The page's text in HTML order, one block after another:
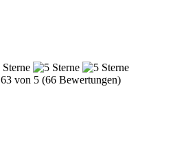
von 5 (66 Bewertungen)